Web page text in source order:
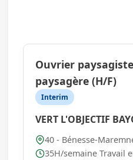
Ouvrier
paysagère (H/F)
Interim
VERT L'OBJECTIF
40 - Bénesse-
35H/semaine Travail